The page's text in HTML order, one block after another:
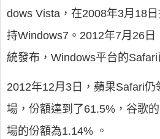
dows Vista，在2008年3月18
持Windows7。2012年7月26日
統發布，Windows平台的Safari
2012年12月3日，蘋果Safari
場，份額達到了61.5%，谷歌
場的份額為1.14% 。